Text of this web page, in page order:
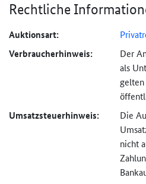
Rechtliche
Auktionsart:
Verbraucher­hinweis:
Der
als
Umsatzsteuer­hinweis:
Die
nicht